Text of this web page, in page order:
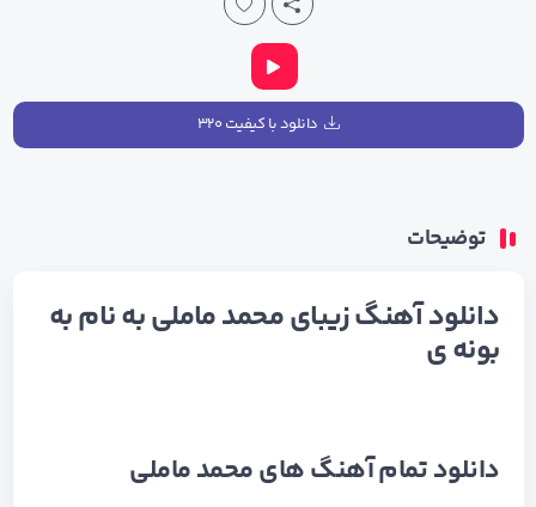
دانلود با کیفیت ۳۲۰
توضیحات
دانلود آهنگ زیبای محمد ماملی به نام به
بونه ی
دانلود تمام آهنگ هایمحمد ماملی